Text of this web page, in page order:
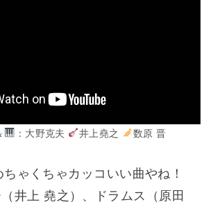
：大野克夫 井上堯之 数原 晋
ゃくちゃカッコいい曲やね！
上 堯之）、ドラムス（原田